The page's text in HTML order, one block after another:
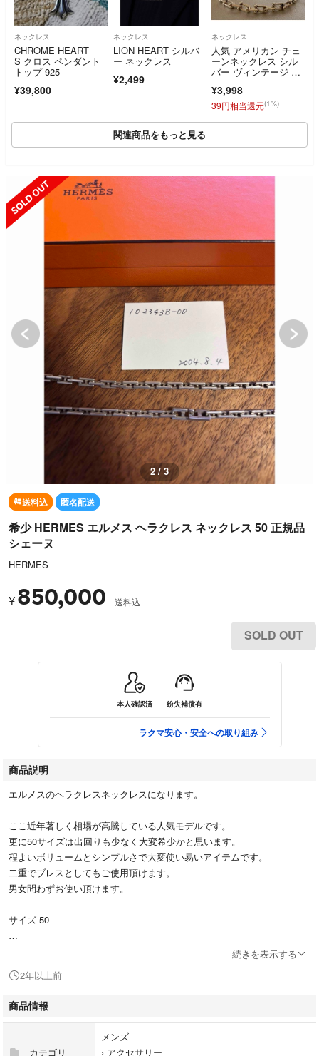
ネックレス
CHROME HEART
S クロス ペンダント
トップ 925
¥39,800
ネックレス
LION HEART シルバ
ー ネックレス
¥2,499
ネックレス
人気 アメリカン チェ
ーンネックレス シル
バー ヴィンテージ 男
¥3,998
39円相当還元(1%)
関連商品をもっと見る
SOLD OUT
2 / 3
送料込 匿名配送
希少 HERMES エルメス ヘラクレス ネックレス 50 正規品
シェーヌ
HERMES
¥ 850,000 送料込
SOLD OUT
本人確認済 紛失補償有
ラクマ安心・安全への取り組み
商品説明
エルメスのヘラクレスネックレスになります。
ここ近年著しく相場が高騰している人気モデルです。
更に50サイズは出回りも少なく大変希少かと思います。
程よいボリュームとシンプルさで大変使い易いアイテムです。
二重でブレスとしてもご使用頂けます。
男女問わずお使い頂けます。
サイズ 50
2004年頃渋谷西武のエルメスにて購入した正規品になります。
年代によるシルバーのくすみ細かなキズはありますが良い状態かと思いま
す。不具合等はございません。
続きを表示する
2年以上前
商品情報
カテゴリ
メンズ
› アクセサリー